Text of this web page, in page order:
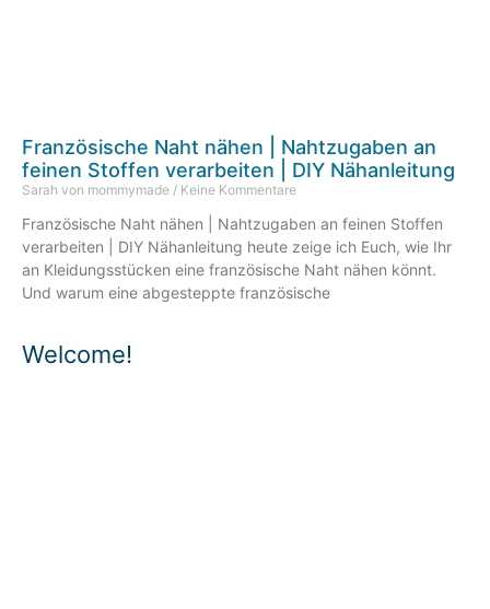
Welcome!
Französische Naht nähen | Nahtzugaben an
feinen Stoffen verarbeiten | DIY Nähanleitung
Sarah von mommymade Keine Kommentare
Französische Naht nähen | Nahtzugaben an feinen Stoffen
verarbeiten | DIY Nähanleitung heute zeige ich Euch, wie Ihr
an Kleidungsstücken eine französische Naht nähen könnt.
Und warum eine abgesteppte französische